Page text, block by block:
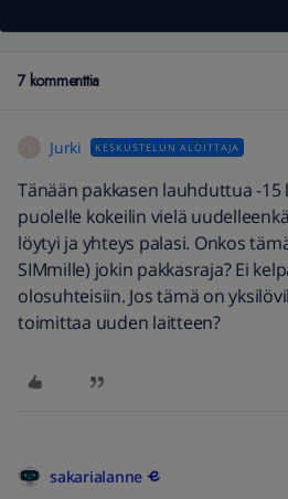
7 kommenttia
Jurki KESKUSTELUN ALOITTAJA
Tänään pakkasen lauhduttua -
puolelle kokeilin vielä
löytyi ja yhteys palasi. Onkos
SIMmille) jokin pakkasraja? Ei
olosuhteisiin. Jos tämä on
toimittaa uuden laitteen?
sakarialanne